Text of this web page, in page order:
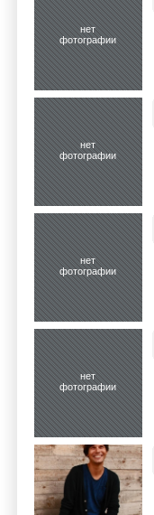
нет
фотографии
нет
фотографии
нет
фотографии
нет
фотографии